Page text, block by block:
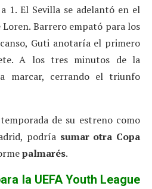
1. El Sevilla se adelantó en el
Barrero empató para los
Guti anotaría el primero
A los tres minutos de la
marcar, cerrando el triunfo
de su estreno como
podría sumar otra Copa
palmarés.
la UEFA Youth League